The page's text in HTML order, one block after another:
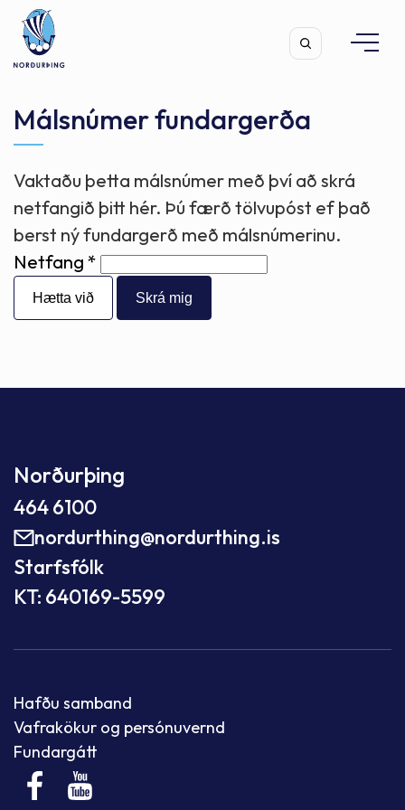
Leita
Málsnúmer fundargerða
Vaktaðu þetta málsnúmer með því að skrá
netfangið þitt hér. Þú færð tölvupóst ef það
berst ný fundargerð með málsnúmerinu.
Netfang
Hætta við
Norðurþing
464 6100
nordurthing@nordurthing.is
Starfsfólk
KT: 640169-5599
Hafðu samband
Vafrakökur og persónuvernd
Fundargátt